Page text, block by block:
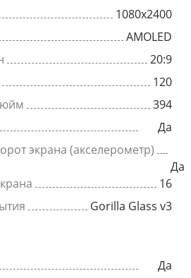
1080x2400
AMOLED
20:9
120
394
Да
экрана (акселерометр)
Да
16
Gorilla Glass v3
Да